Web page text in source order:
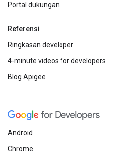
Portal dukungan
Referensi
Ringkasan developer
4-minute videos for developers
Blog Apigee
Android
Chrome